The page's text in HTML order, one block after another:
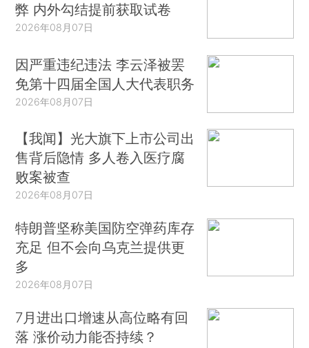
弊 内外勾结提前获取试卷
2026年08月07日
因严重违纪违法 李云泽被罢
免第十四届全国人大代表职务
2026年08月07日
【我闻】光大旗下上市公司出
售背后隐情 多人卷入医疗腐
败案被查
2026年08月07日
特朗普坚称美国防空弹药库存
充足 但不会向乌克兰提供更
多
2026年08月07日
7月进出口增速从高位略有回
落 涨价动力能否持续？